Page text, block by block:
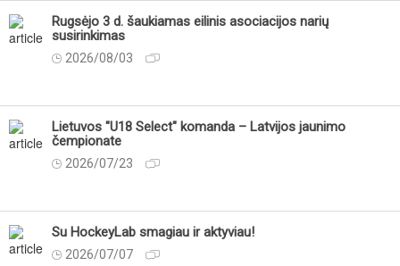
Rugsėjo 3 d. šaukiamas eilinis asociacijos narių
susirinkimas
2026/08/03
Lietuvos "U18 Select" komanda – Latvijos jaunimo
čempionate
2026/07/23
Su HockeyLab smagiau ir aktyviau!
2026/07/07